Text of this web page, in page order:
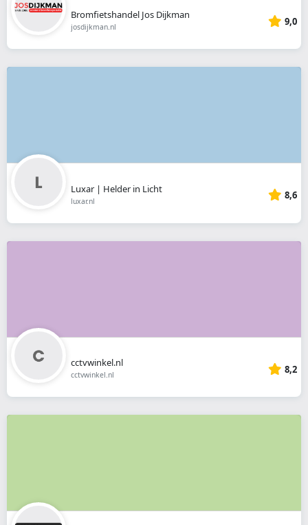
Bromfietshandel Jos Dijkman
josdijkman.nl 9,0
Luxar | Helder in Licht
luxar.nl 8,6
cctvwinkel.nl
cctvwinkel.nl 8,2